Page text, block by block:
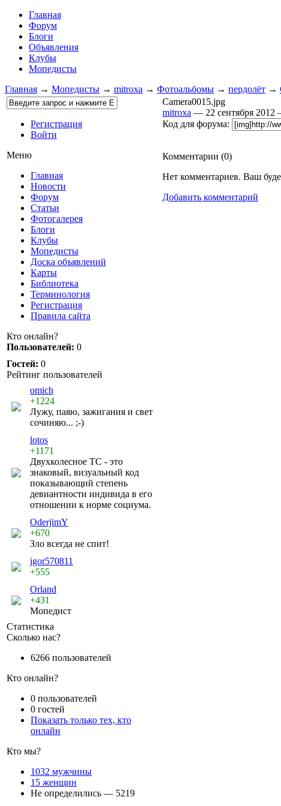
Главная
Форум
Блоги
Объявления
Клубы
Мопедисты
Главная → Мопедисты → mitroxa → Фотоальбомы → пердолёт →
Регистрация
Войти
Меню
Главная
Новости
Форум
Статьи
Фотогалерея
Блоги
Клубы
Мопедисты
Доска объявлений
Карты
Библиотека
Терминология
Регистрация
Правила сайта
Кто онлайн?
Пользователей: 0
Гостей: 0
Рейтинг пользователей
omich
+1224
Лужу, паяю, зажигания и свет
сочиняю... ;-)
lotos
+1171
Двухколесное ТС - это
знаковый, визуальный код
показывающий степень
девиантности индивида в его
отношении к норме социума.
OderjimY
+670
Зло всегда не спит!
jgor570811
+555
Orland
+431
Мопедист
Статистика
Сколько нас?
6266 пользователей
Кто онлайн?
0 пользователей
0 гостей
Показать только тех, кто
онлайн
Кто мы?
1032 мужчины
15 женщин
Не определились — 5219
Camera0015.jpg
mitroxa — 22 сентября 2012
Код для форума:
Комментарии (0)
Нет комментариев. Ваш
Добавить комментарий